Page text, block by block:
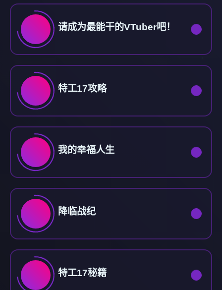
请成为最能干的VTuber吧！
特工17攻略
我的幸福人生
降临战纪
特工17秘籍